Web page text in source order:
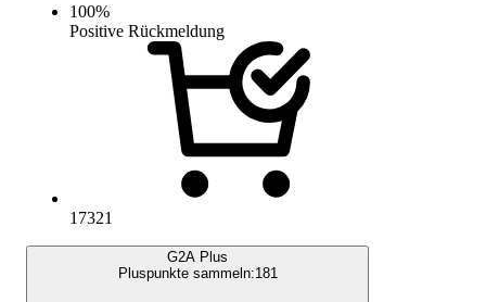
100%
Positive Rückmeldung
17321
G2A Plus
Pluspunkte sammeln:181